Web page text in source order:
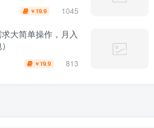
￥ 19.9 1045
大简单操作，月入
￥ 19.9 813